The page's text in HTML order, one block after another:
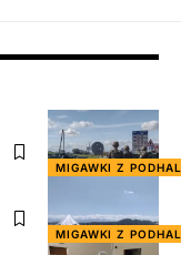
MIGAWKI Z
MIGAWKI Z